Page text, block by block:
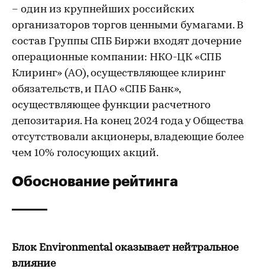
– один из крупнейших российских
организаторов торгов ценными бумагами. В
состав Группы СПБ Биржи входят дочерние
операционные компании: НКО-ЦК «СПБ
Клиринг» (АО), осуществляющее клиринг
обязательств, и ПАО «СПБ Банк»,
осуществляющее функции расчетного
депозитария. На конец 2024 года у Общества
отсутствовали акционеры, владеющие более
чем 10% голосующих акций.
Обоснование рейтинга
Блок Environmental оказывает нейтральное
влияние